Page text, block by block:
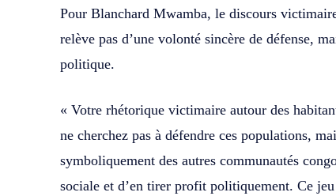
Pour Blanchard Mwamba, le discours
relève pas d’une volonté sincère de défense,
politique.
« Votre rhétorique victimaire autour des
ne cherchez pas à défendre ces populations,
symboliquement des autres communautés
sociale et d’en tirer profit politiquement. Ce